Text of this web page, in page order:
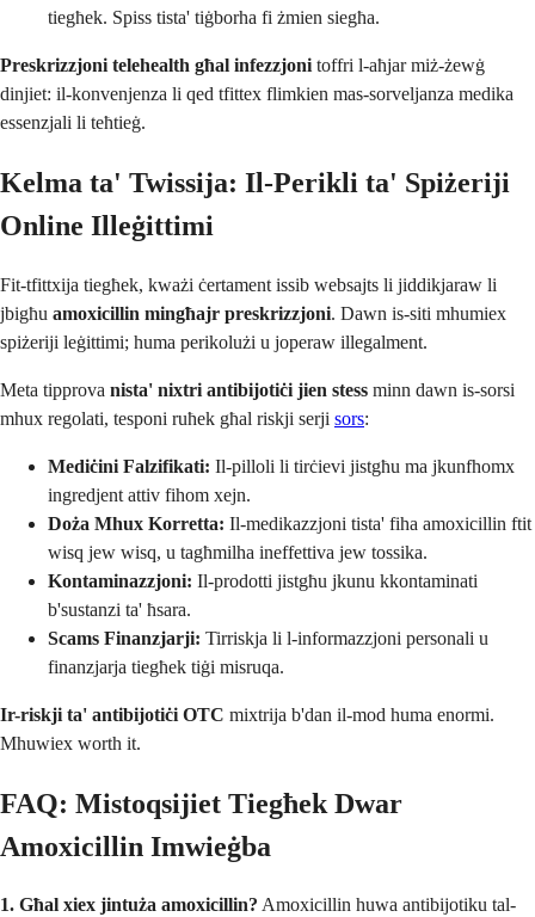
tiegħek. Spiss tista' tiġborha fi żmien siegħa.
Preskrizzjoni telehealth għal infezzjoni toffri l-aħjar miż-żewġ
dinjiet: il-konvenjenza li qed tfittex flimkien mas-sorveljanza medika
essenzjali li teħtieġ.
Kelma ta' Twissija: Il-Perikli ta' Spiżeriji
Online Illeġittimi
Fit-tfittxija tiegħek, kważi ċertament issib websajts li jiddikjaraw li
jbigħu amoxicillin mingħajr preskrizzjoni. Dawn is-siti mhumiex
spiżeriji leġittimi; huma perikolużi u joperaw illegalment.
Meta tipprova nista' nixtri antibijotiċi jien stess minn dawn is-sorsi
mhux regolati, tesponi ruħek għal riskji serji sors:
Mediċini Falzifikati: Il-pilloli li tirċievi jistgħu ma jkunfhomx
ingredjent attiv fihom xejn.
Doża Mhux Korretta: Il-medikazzjoni tista' fiha amoxicillin ftit
wisq jew wisq, u tagħmilha ineffettiva jew tossika.
Kontaminazzjoni: Il-prodotti jistgħu jkunu kkontaminati
b'sustanzi ta' ħsara.
Scams Finanzjarji: Tirriskja li l-informazzjoni personali u
finanzjarja tiegħek tiġi misruqa.
Ir-riskji ta' antibijotiċi OTC mixtrija b'dan il-mod huma enormi.
Mhuwiex worth it.
FAQ: Mistoqsijiet Tiegħek Dwar
Amoxicillin Imwieġba
1. Għal xiex jintuża amoxicillin? Amoxicillin huwa antibijotiku tal-